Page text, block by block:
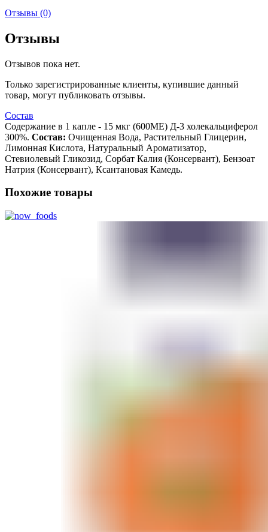
Отзывы (0)
Отзывы
Отзывов пока нет.
Только зарегистрированные клиенты, купившие данный
товар, могут публиковать отзывы.
Состав
Содержание в 1 капле - 15 мкг (600МЕ) Д-3 холекальциферол
300%. Состав: Очищенная Вода, Растительный Глицерин,
Лимонная Кислота, Натуральный Ароматизатор,
Стевиолевый Гликозид, Сорбат Калия (Консервант), Бензоат
Натрия (Консервант), Ксантановая Камедь.
Похожие товары